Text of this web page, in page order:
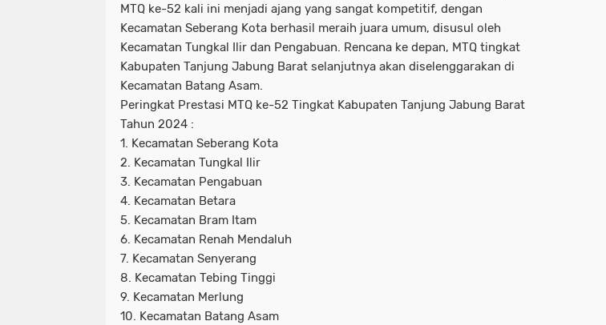
MTQ ke-52 kali ini menjadi ajang yang sangat kompetitif, dengan
Kecamatan Seberang Kota berhasil meraih juara umum, disusul oleh
Kecamatan Tungkal Ilir dan Pengabuan. Rencana ke depan, MTQ tingkat
Kabupaten Tanjung Jabung Barat selanjutnya akan diselenggarakan di
Kecamatan Batang Asam.
Peringkat Prestasi MTQ ke-52 Tingkat Kabupaten Tanjung Jabung Barat
Tahun 2024 :
1. Kecamatan Seberang Kota
2. Kecamatan Tungkal Ilir
3. Kecamatan Pengabuan
4. Kecamatan Betara
5. Kecamatan Bram Itam
6. Kecamatan Renah Mendaluh
7. Kecamatan Senyerang
8. Kecamatan Tebing Tinggi
9. Kecamatan Merlung
10. Kecamatan Batang Asam